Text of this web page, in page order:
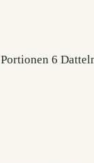
Portionen 6